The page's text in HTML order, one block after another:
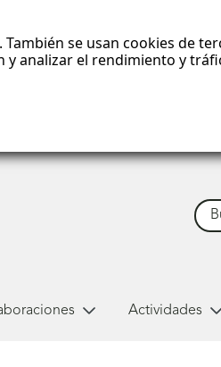
se usan cookies de
analizar el rendimiento y
Actividades